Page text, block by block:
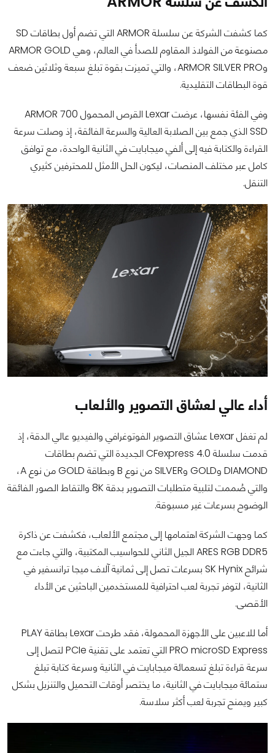
كما كشفت الشركة عن سلسلة ARMOR التي تضم أول بطاقات SD
مصنوعة من الفولاذ المقاوم للصدأ في العالم، وهي ARMOR GOLD
وARMOR SILVER PRO، والتي تميزت بقوة تبلغ سبعة وثلاثين ضعف
قوة البطاقات التقليدية.
وفي الفئة نفسها، عرضت Lexar القرص المحمول ARMOR 700
SSD الذي جمع بين الصلابة العالية والسرعة الفائقة، إذ وصلت سرعة
القراءة والكتابة فيه إلى ألفي ميجابايت في الثانية الواحدة، مع توافق
كامل عبر مختلف المنصات، ليكون الحل الأمثل للمحترفين كثيري
التنقل.
أداء عالي لعشاق التصوير والألعاب
لم تغفل Lexar عشاق التصوير الفوتوغرافي والفيديو عالي الدقة، إذ
قدمت سلسلة CFexpress 4.0 الجديدة التي تضم بطاقات
DIAMOND وGOLD وSILVER من نوع B وبطاقة GOLD من نوع A،
والتي صُممت لتلبية متطلبات التصوير بدقة 8K والتقاط الصور الفائقة
الوضوح بسرعات غير مسبوقة.
كما وجهت الشركة اهتمامها إلى مجتمع الألعاب، فكشفت عن ذاكرة
ARES RGB DDR5 الجيل الثاني للحواسيب المكتبية، والتي جاءت مع
شرائح SK Hynix بسرعات تصل إلى ثمانية آلاف ميجا ترانسفير في
الثانية، لتوفر تجربة لعب احترافية للمستخدمين الباحثين عن الأداء
الأقصى.
أما للاعبين على الأجهزة المحمولة، فقد طرحت Lexar بطاقة PLAY
PRO microSD Express التي تعتمد على تقنية PCIe لتصل إلى
سرعة قراءة تبلغ تسعمائة ميجابايت في الثانية وسرعة كتابة تبلغ
ستمائة ميجابايت في الثانية، ما يختصر أوقات التحميل والتنزيل بشكل
كبير ويمنح تجربة لعب أكثر سلاسة.